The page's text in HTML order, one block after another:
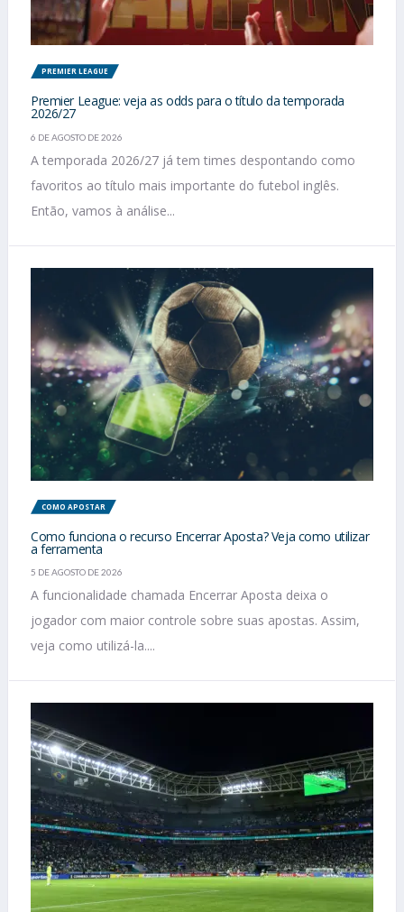
PREMIER LEAGUE
Premier League: veja as odds para o título da temporada
2026/27
6 DE AGOSTO DE 2026
A temporada 2026/27 já tem times despontando como
favoritos ao título mais importante do futebol inglês.
Então, vamos à análise...
COMO APOSTAR
Como funciona o recurso Encerrar Aposta? Veja como utilizar
a ferramenta
5 DE AGOSTO DE 2026
A funcionalidade chamada Encerrar Aposta deixa o
jogador com maior controle sobre suas apostas. Assim,
veja como utilizá-la....